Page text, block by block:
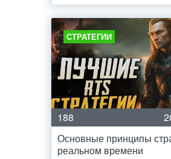
СТРАТЕГИИ
188
Основные принципы
реальном времени